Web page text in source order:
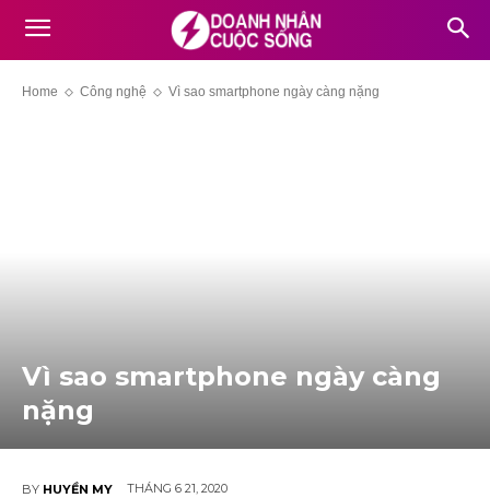
Home Công nghệ Vì sao smartphone ngày càng nặng
Vì sao smartphone ngày càng
nặng
BY HUYỀN MY THÁNG 6 21, 2020